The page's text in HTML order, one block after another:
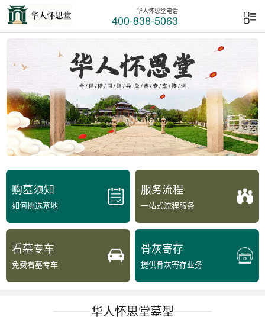
华人怀思堂电话
400-838-5063
购墓须知
如何挑选墓地
服务流程
一站式流程服务
看墓专车
免费看墓专车
骨灰寄存
提供骨灰寄存业务
华人怀思堂墓型